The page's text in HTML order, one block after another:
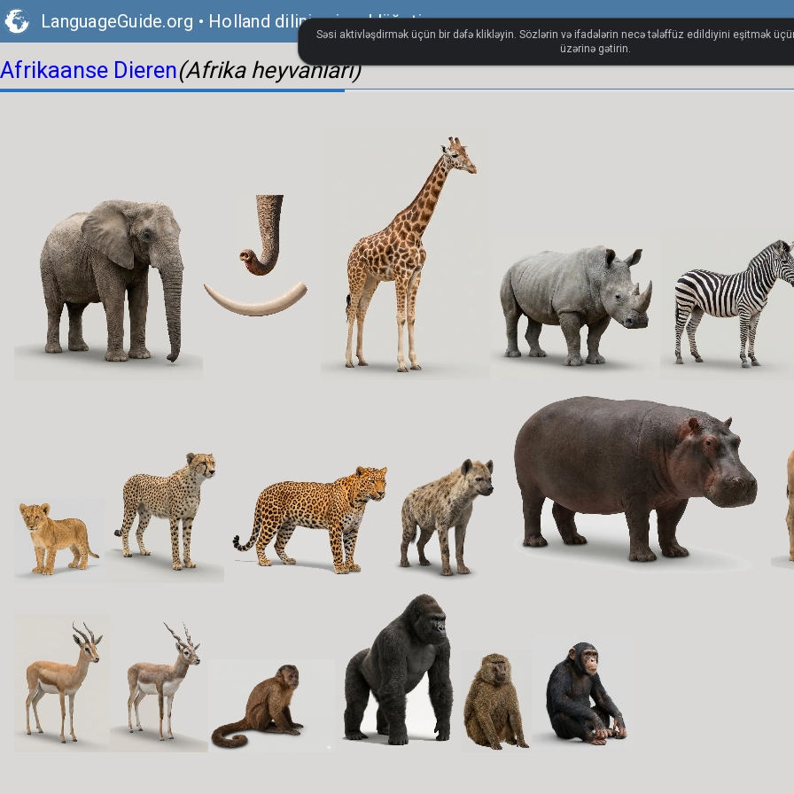
LanguageGuide.org • Holland dilinin vizual lüğəti
Afrikaanse Dieren(Afrika heyvanları)
Səsi aktivləşdirmək üçün bir dəfə klikləyin. Sözlərin və ifadələrin necə tələffüz edildiyini eşitmək
üzərinə gətirin.